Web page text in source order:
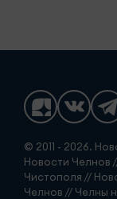
© 2011 - 2026.
Новости Челнов
Чистополя //
Челнов // Челны